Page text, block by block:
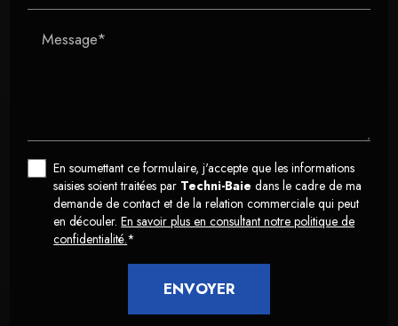
Message*
En soumettant ce formulaire, j'accepte que les informations
saisies soient traitées par Techni-Baie dans le cadre de ma
demande de contact et de la relation commerciale qui peut
en découler.En savoir plus en consultant notre politique de
confidentialité.*